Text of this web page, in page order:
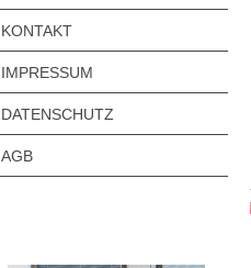
KONTAKT
IMPRESSUM
DATENSCHUTZ
AGB